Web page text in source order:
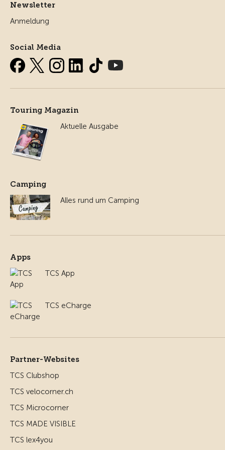
Newsletter
Anmeldung
Social Media
Touring Magazin
Aktuelle Ausgabe
Camping
Alles rund um Camping
Apps
TCS App
TCS eCharge
Partner-Websites
TCS Clubshop
TCS velocorner.ch
TCS Microcorner
TCS MADE VISIBLE
TCS lex4you